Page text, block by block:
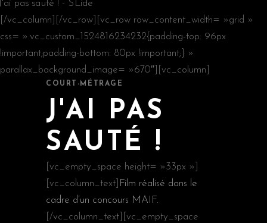
[/vc_column][/vc_row][vc_row row_content_width= »grid »
css= ».vc_custom_1524816234232{padding-top: 96px
!important;padding-bottom: 80px !important;} »
parallax_background_image= »670″][vc_column]
COURT-MÉTRAGE
J'AI PAS
SAUTÉ !
[vc_empty_space height= »33px »]
[vc_column_text] Film réalisé dans le
cadre d’un concours MAIF.
[/vc_column_text][vc_empty_space